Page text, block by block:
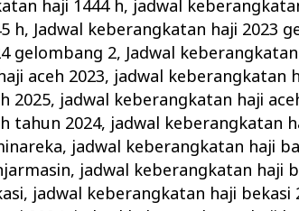
haji 1444 h, jadwal
h,Jadwal keberangkatan haji 2023
gelombang 2,Jadwal
aceh 2023, jadwal keberangkatan
2025, jadwal keberangkatan haji
tahun 2024, jadwal keberangkatan
, jadwal keberangkatan haji
, jadwal keberangkatan haji
, jadwal keberangkatan haji bekasi